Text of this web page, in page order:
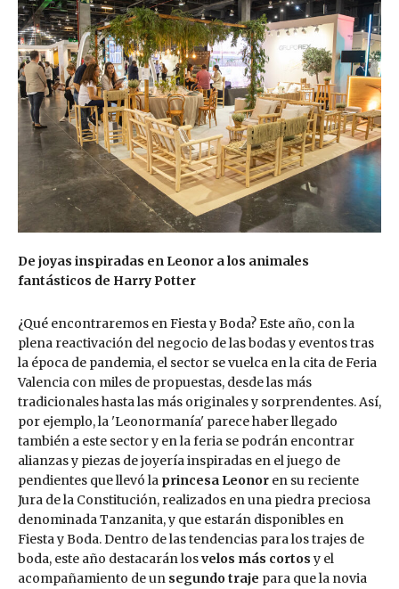
De joyas inspiradas en Leonor a los animales
fantásticos de Harry Potter
¿Qué encontraremos en Fiesta y Boda? Este año, con la
plena reactivación del negocio de las bodas y eventos tras
la época de pandemia, el sector se vuelca en la cita de Feria
Valencia con miles de propuestas, desde las más
tradicionales hasta las más originales y sorprendentes. Así,
por ejemplo, la 'Leonormanía' parece haber llegado
también a este sector y en la feria se podrán encontrar
alianzas y piezas de joyería inspiradas en el juego de
pendientes que llevó la princesa Leonor en su reciente
Jura de la Constitución, realizados en una piedra preciosa
denominada Tanzanita, y que estarán disponibles en
Fiesta y Boda. Dentro de las tendencias para los trajes de
boda, este año destacarán losvelos más cortosy el
acompañamiento de un segundo traje para que la novia